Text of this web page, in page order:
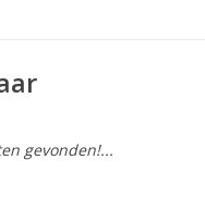
gevonden!...